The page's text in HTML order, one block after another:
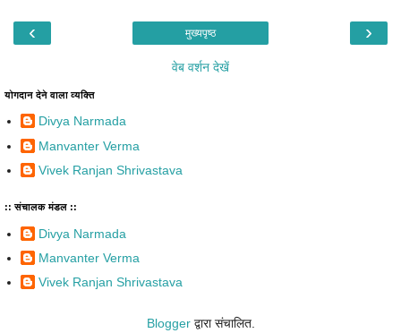
‹ ›
मुख्यपृष्ठ
वेब वर्शन देखें
योगदान देने वाला व्यक्ति
Divya Narmada
Manvanter Verma
Vivek Ranjan Shrivastava
:: संचालक मंडल ::
Divya Narmada
Manvanter Verma
Vivek Ranjan Shrivastava
Bloggerद्वारा संचालित.